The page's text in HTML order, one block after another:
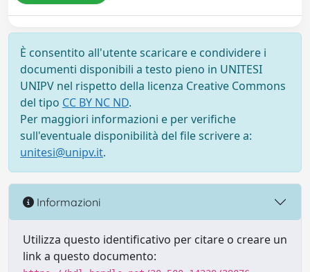
È consentito all'utente scaricare e condividere i
documenti disponibili a testo pieno in UNITESI
UNIPV nel rispetto della licenza Creative Commons
del tipo CC BY NC ND.
Per maggiori informazioni e per verifiche
sull'eventuale disponibilità del file scrivere a:
unitesi@unipv.it.
Informazioni
Utilizza questo identificativo per citare o creare un
link a questo documento: